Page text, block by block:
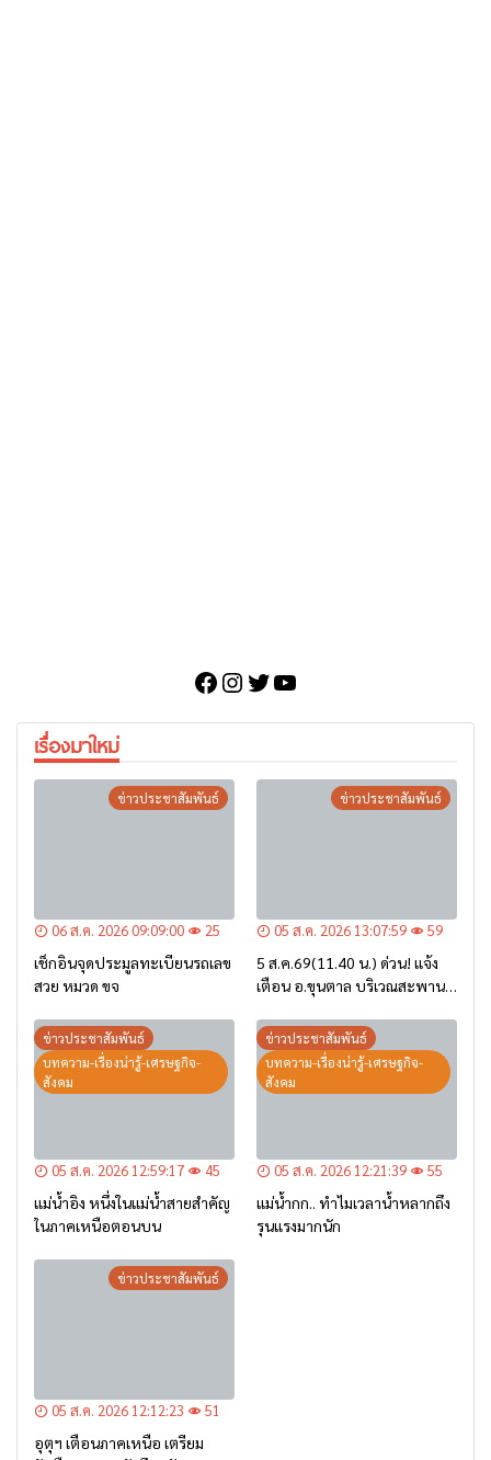
Facebook
Instagram
Twitter
YouTube
เรื่องมาใหม่
ข่าวประชาสัมพันธ์
06 ส.ค. 2026 09:09:00 25
เช็กอินจุดประมูลทะเบียนรถเลข
สวย หมวด ขจ
ข่าวประชาสัมพันธ์
05 ส.ค. 2026 13:07:59 59
5 ส.ค.69(11.40 น.) ด่วน! แจ้ง
เตือน อ.ขุนตาล บริเวณสะพาน
– เตรียมการอพยพ”
ข่าวประชาสัมพันธ์
บทความ-เรื่องน่ารู้-เศรษฐกิจ-
สังคม
05 ส.ค. 2026 12:59:17 45
แม่น้ำอิง หนึ่งในแม่น้ำสายสำคัญ
ในภาคเหนือตอนบน
ข่าวประชาสัมพันธ์
บทความ-เรื่องน่ารู้-เศรษฐกิจ-
สังคม
05 ส.ค. 2026 12:21:39 55
แม่น้ำกก.. ทำไมเวลาน้ำหลากถึง
รุนแรงมากนัก
ข่าวประชาสัมพันธ์
05 ส.ค. 2026 12:12:23 51
อุตุฯ เตือนภาคเหนือ เตรียม